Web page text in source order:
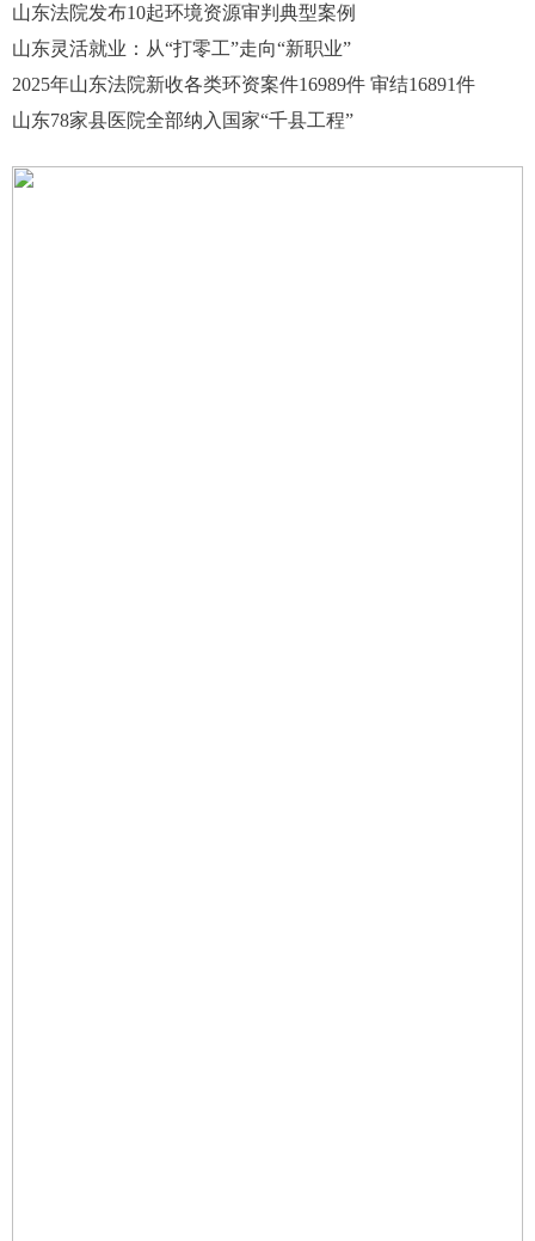
山东法院发布10起环境资源审判典型案例
山东灵活就业：从“打零工”走向“新职业”
2025年山东法院新收各类环资案件16989件 审结16891件
山东78家县医院全部纳入国家“千县工程”